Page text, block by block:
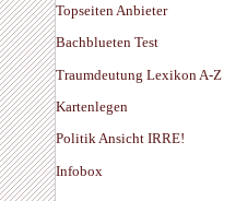
Topseiten Anbieter
Bachblueten Test
Traumdeutung Lexikon A-Z
Kartenlegen
Politik Ansicht IRRE!
Infobox